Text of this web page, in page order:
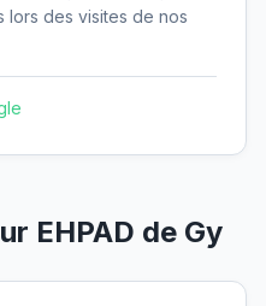
lors des visites de nos
EHPAD de Gy